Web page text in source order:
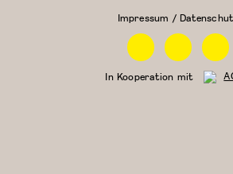
Impressum /
FacebookInstagram
In Kooperation mit